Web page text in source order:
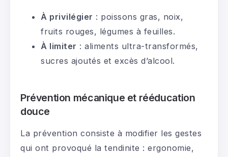
À privilégier : poissons gras, noix,
fruits rouges, légumes à feuilles.
À limiter : aliments ultra-transformés,
sucres ajoutés et excès d’alcool.
Prévention mécanique et rééducation
douce
La prévention consiste à modifier les gestes
qui ont provoqué la tendinite : ergonomie,